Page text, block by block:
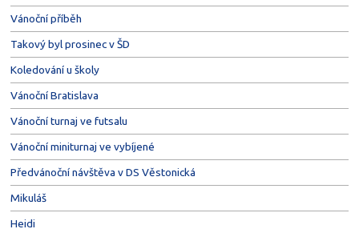
Vánoční příběh
Takový byl prosinec v ŠD
Koledování u školy
Vánoční Bratislava
Vánoční turnaj ve futsalu
Vánoční miniturnaj ve vybíjené
Předvánoční návštěva v DS Věstonická
Mikuláš
Heidi